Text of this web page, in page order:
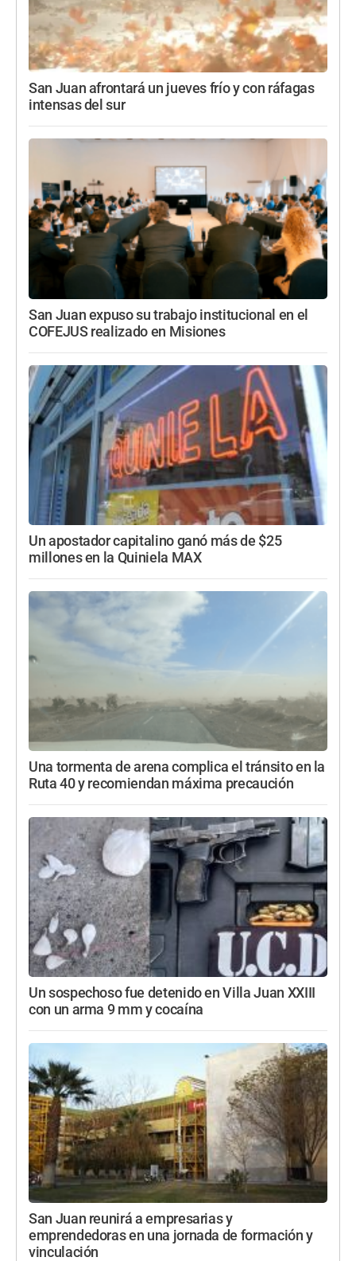
San Juan afrontará un jueves frío y con ráfagas
intensas del sur
San Juan expuso su trabajo institucional en el
COFEJUS realizado en Misiones
Un apostador capitalino ganó más de $25
millones en la Quiniela MAX
Una tormenta de arena complica el tránsito en la
Ruta 40 y recomiendan máxima precaución
Un sospechoso fue detenido en Villa Juan XXIII
con un arma 9 mm y cocaína
San Juan reunirá a empresarias y
emprendedoras en una jornada de formación y
vinculación